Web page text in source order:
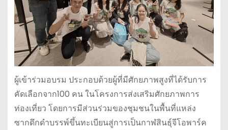
ผู้เข้าร่วมอบรม ประกอบด้วยผู้ที่มีศักยภาพสูงที่ได้รับการ
คัดเลือกจาก100 คน ในโครงการส่งเสริมศักยภาพการ
ท่องเที่ยว โดยการมีส่วนร่วมของชุมชนในพื้นที่แหล่ง
ซากดึกดำบรรพ์ขึ้นทะเบียนสู่การเป็นกาฬสินธุ์จีโอพาร์ค